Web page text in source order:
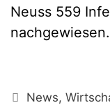
Neuss 559
nachgewiesen.
Kategorien
News,